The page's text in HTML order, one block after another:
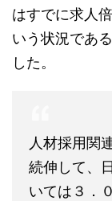
はすでに求人
いう状況であ
した。
人材採用関
続伸して、
いては３．